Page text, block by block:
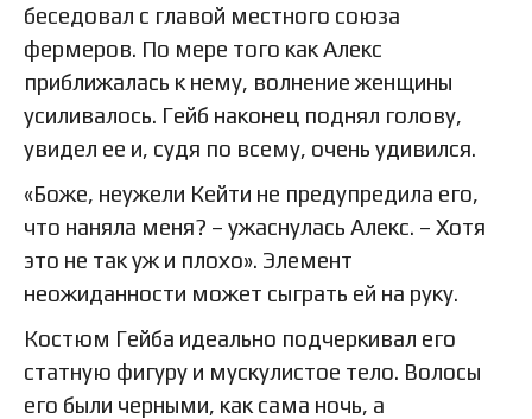
беседовал с главой местного союза
фермеров. По мере того как Алекс
приближалась к нему, волнение женщины
усиливалось. Гейб наконец поднял голову,
увидел ее и, судя по всему, очень удивился.
«Боже, неужели Кейти не предупредила его,
что наняла меня? – ужаснулась Алекс. – Хотя
это не так уж и плохо». Элемент
неожиданности может сыграть ей на руку.
Костюм Гейба идеально подчеркивал его
статную фигуру и мускулистое тело. Волосы
его были черными, как сама ночь, а